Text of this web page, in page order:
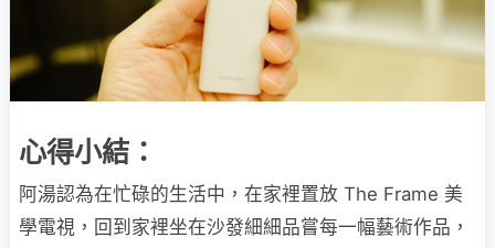
心得小結：
阿湯認為在忙碌的生活中，在家裡置放 The Frame 美
學電視，回到家裡坐在沙發細細品嘗每一幅藝術作品，